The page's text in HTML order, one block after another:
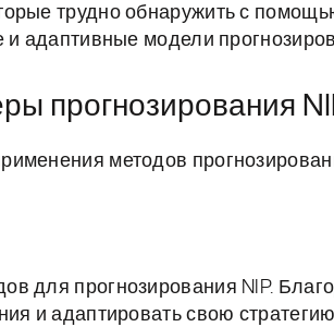
трудно обнаружить с
и адаптивные модели
прогнозирования
методов
для прогнозирования NIP.
и адаптировать свою